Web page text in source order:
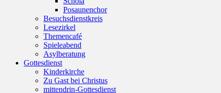
Posaunenchor
Besuchsdienstkreis
Lesezirkel
Themencafé
Spieleabend
Asylberatung
Gottesdienst
Kinderkirche
Zu Gast bei Christus
mittendrin-Gottesdienst